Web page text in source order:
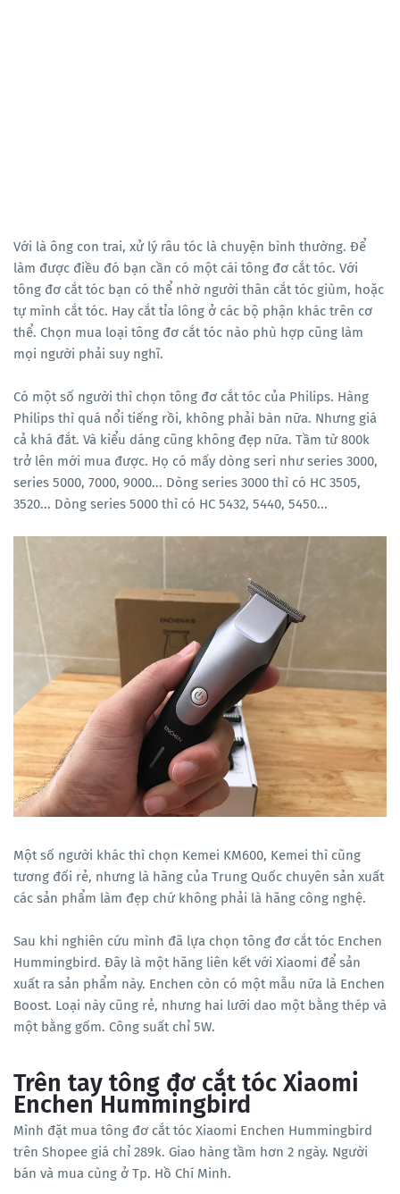
Với là ông con trai, xử lý râu tóc là chuyện bình thường. Để
làm được điều đó bạn cần có một cái tông đơ cắt tóc. Với
tông đơ cắt tóc bạn có thể nhờ người thân cắt tóc giùm, hoặc
tự mình cắt tóc. Hay cắt tỉa lông ở các bộ phận khác trên cơ
thể. Chọn mua loại tông đơ cắt tóc nào phù hợp cũng làm
mọi người phải suy nghĩ.
Có một số người thì chọn tông đơ cắt tóc của Philips. Hàng
Philips thì quá nổi tiếng rồi, không phải bàn nữa. Nhưng giá
cả khá đắt. Và kiểu dáng cũng không đẹp nữa. Tầm từ 800k
trở lên mới mua được. Họ có mấy dòng seri như series 3000,
series 5000, 7000, 9000... Dòng series 3000 thì có HC 3505,
3520... Dòng series 5000 thì có HC 5432, 5440, 5450...
Một số người khác thì chọn Kemei KM600, Kemei thì cũng
tương đối rẻ, nhưng là hãng của Trung Quốc chuyên sản xuất
các sản phẩm làm đẹp chứ không phải là hãng công nghệ.
Sau khi nghiên cứu mình đã lựa chọn tông đơ cắt tóc Enchen
Hummingbird. Đây là một hãng liên kết với Xiaomi để sản
xuất ra sản phẩm này. Enchen còn có một mẫu nữa là Enchen
Boost. Loại này cũng rẻ, nhưng hai lưỡi dao một bằng thép và
một bằng gốm. Công suất chỉ 5W.
Trên tay tông đơ cắt tóc Xiaomi
Enchen Hummingbird
Mình đặt mua tông đơ cắt tóc Xiaomi Enchen Hummingbird
trên Shopee giá chỉ 289k. Giao hàng tầm hơn 2 ngày. Người
bán và mua cùng ở Tp. Hồ Chí Minh.